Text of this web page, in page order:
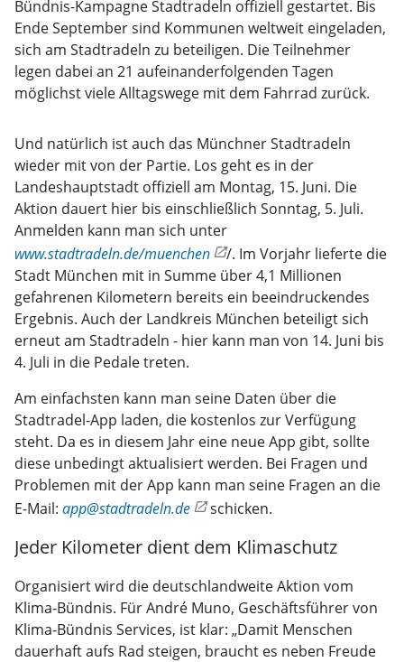
Bündnis-Kampagne Stadtradeln offiziell gestartet. Bis
Ende September sind Kommunen weltweit eingeladen,
sich am Stadtradeln zu beteiligen. Die Teilnehmer
legen dabei an 21 aufeinanderfolgenden Tagen
möglichst viele Alltagswege mit dem Fahrrad zurück.
Und natürlich ist auch das Münchner Stadtradeln
wieder mit von der Partie. Los geht es in der
Landeshauptstadt offiziell am Montag, 15. Juni. Die
Aktion dauert hier bis einschließlich Sonntag, 5. Juli.
Anmelden kann man sich unter
www.stadtradeln.de/muenchen
/. Im Vorjahr lieferte die
Stadt München mit in Summe über 4,1 Millionen
gefahrenen Kilometern bereits ein beeindruckendes
Ergebnis. Auch der Landkreis München beteiligt sich
erneut am Stadtradeln - hier kann man von 14. Juni bis
4. Juli in die Pedale treten.
Am einfachsten kann man seine Daten über die
Stadtradel-App laden, die kostenlos zur Verfügung
steht. Da es in diesem Jahr eine neue App gibt, sollte
diese unbedingt aktualisiert werden. Bei Fragen und
Problemen mit der App kann man seine Fragen an die
E-Mail: app@stadtradeln.de schicken.
Jeder Kilometer dient dem Klimaschutz
Organisiert wird die deutschlandweite Aktion vom
Klima-Bündnis. Für André Muno, Geschäftsführer von
Klima-Bündnis Services, ist klar: „Damit Menschen
dauerhaft aufs Rad steigen, braucht es neben Freude